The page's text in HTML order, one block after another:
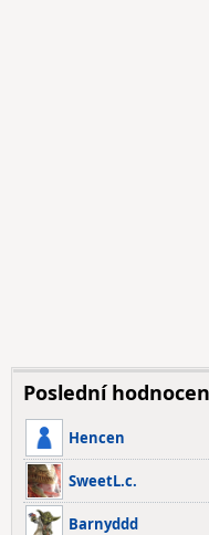
Poslední
Hencen
SweetL.c.
Barnyddd